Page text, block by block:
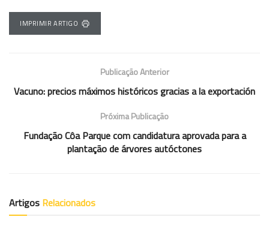
IMPRIMIR ARTIGO
Publicação Anterior
Vacuno: precios máximos históricos gracias a la exportación
Próxima Publicação
Fundação Côa Parque com candidatura aprovada para a
plantação de árvores autóctones
Artigos Relacionados